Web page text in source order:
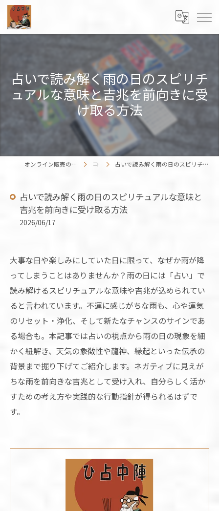
占いで読み解く雨の日のスピリチ
ュアルな意味と吉兆を前向きに受
け取る方法
オンライン販売の占いカードはENISHIWORK コラム 占いで読み解く雨の日のスピリチュアルな意味と吉兆を前向きに受け取る方法
占いで読み解く雨の日のスピリチュアルな意味と
吉兆を前向きに受け取る方法
2026/06/17
大事な日や楽しみにしていた日に限って、なぜか雨が降
ってしまうことはありませんか？雨の日には「占い」で
読み解けるスピリチュアルな意味や吉兆が込められてい
ると言われています。不運に感じがちな雨も、心や運気
のリセット・浄化、そして新たなチャンスのサインであ
る場合も。本記事では占いの視点から雨の日の現象を細
かく紐解き、天気の象徴性や龍神、縁起といった伝承の
背景まで掘り下げてご紹介します。ネガティブに見えが
ちな雨を前向きな吉兆として受け入れ、自分らしく活か
すための考え方や実践的な行動指針が得られるはずで
す。